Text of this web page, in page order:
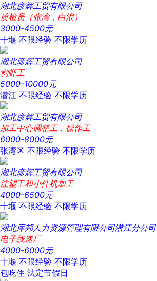
湖北彦辉工贸有限公司
质检员（张湾，白浪）
3000-4500元
十堰 不限经验 不限学历
湖北彦辉工贸有限公司
剥虾工
5000-10000元
潜江 不限经验 不限学历
湖北彦辉工贸有限公司
加工中心调整工，操作工
6000-8000元
张湾区 不限经验 不限学历
湖北彦辉工贸有限公司
注塑工和小件机加工
4000-6500元
十堰 不限经验 不限学历
湖北库邦人力资源管理有限公司潜江分公司
电子线速厂
4000-6000元
十堰 不限经验 不限学历
包吃住 法定节假日